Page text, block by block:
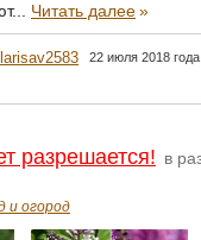
Читать далее»
larisav2583 22 июля 2018 года
разрешается! в
и огород